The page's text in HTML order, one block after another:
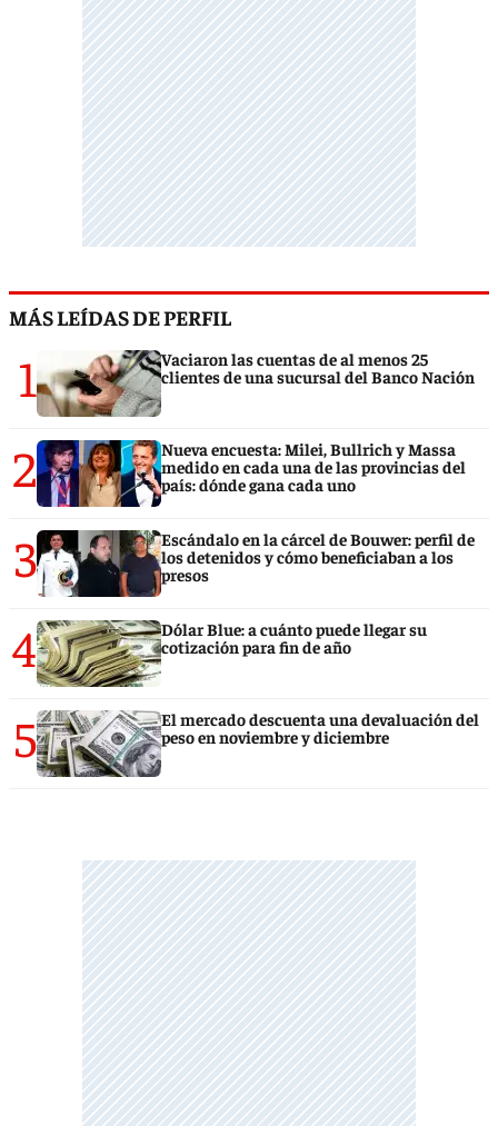
MÁS LEÍDAS DE PERFIL
1
Vaciaron las cuentas de al menos 25
clientes de una sucursal del Banco Nación
2
Nueva encuesta: Milei, Bullrich y Massa
medido en cada una de las provincias del
país: dónde gana cada uno
3
Escándalo en la cárcel de Bouwer: perfil de
los detenidos y cómo beneficiaban a los
presos
4
Dólar Blue: a cuánto puede llegar su
cotización para fin de año
5
El mercado descuenta una devaluación del
peso en noviembre y diciembre